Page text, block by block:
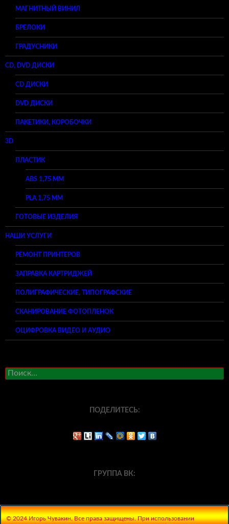
МАГНИТНЫЙ ВИНИЛ
БРЕЛОКИ
ГРАДУСНИКИ
CD, DVD ДИСКИ
CD ДИСКИ
DVD ДИСКИ
ПАКЕТИКИ, КОРОБОЧКИ
3D
ПЛАСТИК
ABS 1,75 ММ
PLA 1,75 ММ
ГОТОВЫЕ ИЗДЕЛИЯ
НАШИ УСЛУГИ
РЕМОНТ ПРИНТЕРОВ
ЗАПРАВКА КАРТРИДЖЕЙ
ПОЛИГРАФИЧЕСКИЕ, ТИПОГРАФСКИЕ
СКАНИРОВАНИЕ ФОТОПЛЕНОК
ОЦИФРОВКА ВИДЕО И АУДИО
Найти:
ПОДЕЛИТЕСЬ:
ГРУППА ВК:
© 2024 Игорь Чувакин. Все права защищены. При использовании